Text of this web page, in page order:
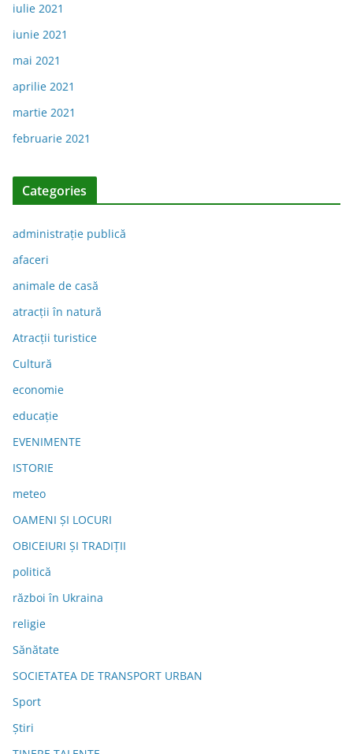
iulie 2021
iunie 2021
mai 2021
aprilie 2021
martie 2021
februarie 2021
Categories
administraţie publică
afaceri
animale de casă
atracții în natură
Atracții turistice
Cultură
economie
educație
EVENIMENTE
ISTORIE
meteo
OAMENI ȘI LOCURI
OBICEIURI ȘI TRADIȚII
politică
război în Ukraina
religie
Sănătate
SOCIETATEA DE TRANSPORT URBAN
Sport
Știri